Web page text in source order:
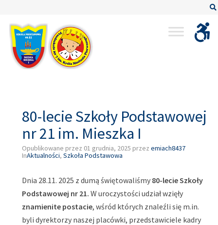
lecie
Szkoły
Podstawowej
Mieszka80-lecie Szkoły Podstawowej
nr 21 im. Mieszka I
Opublikowane przez 01 grudnia, 2025 przez emiach8437
InAktualności, Szkoła Podstawowa
Dnia 28.11. 2025 z dumą świętowaliśmy 80-lecie Szkoły
Podstawowej nr 21. W uroczystości udział wzięły
znamienite postacie, wśród których znaleźli się m.in.
byli dyrektorzy naszej placówki, przedstawiciele kadry